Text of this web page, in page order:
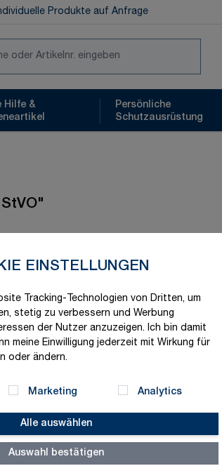
EINSTELLUNGEN
Tracking-Technologien von Dritten, um
stetig zu verbessern und Werbung
der Nutzer anzuzeigen. Ich bin damit
meine Einwilligung jederzeit mit Wirkung für
oder ändern.
Marketing Analytics
Alle auswählen
Auswahl bestätigen
Produkte auf Anfrage
Hilfe &
Persönliche
Schutzausrüstung
Schnelle Lieferung
Produktvariation wählen
Maße
ab 77,58 €
exklusive MwSt. und zzgl.